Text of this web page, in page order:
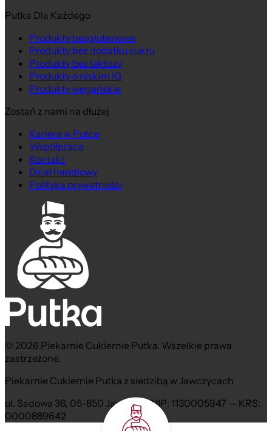
Putka Dla Każdego
Produkty bezglutenowe
Produkty bez dodatku cukru
Produkty bez laktozy
Produkty o niskim IG
Produkty wegańskie
Zostań z nami na dłużej
Kariera w Putce
Współpraca
Kontakt
Dział handlowy
Polityka prywatności
© 2026 Piekarnie Cukiernie Putka. Wszelkie prawa
zastrzeżone.
Piekarnie Cukiernie Putka z siedzibą w Jawczycach
ul. Sadowa 36, 05-850 Jawczyce NIP: 1130005947 — KRS:
0000889642